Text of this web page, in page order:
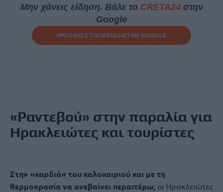
Μην χάνεις είδηση. Βάλε το CRETA24στην
Google
ΠΡΟΣΘΕΣΕ ΤΟCRETA24ΣΤΗΝ GOOGLE
«Ραντεβού» στην παραλία για
Ηρακλειώτες και τουρίστες
Στην «καρδιά» του καλοκαιριού και με τη
θερμοκρασία να ανεβαίνει περαιτέρω, οι Ηρακλειώτες